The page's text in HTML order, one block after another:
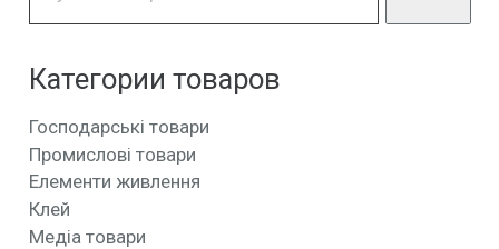
Категории товаров
Господарські товари
Промислові товари
Елементи живлення
Клей
Медіа товари